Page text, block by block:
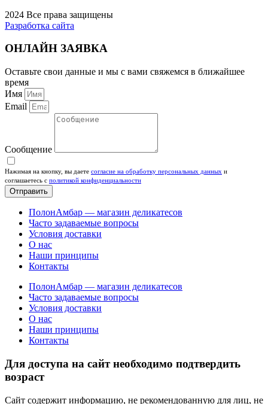
2024 Все права защищены
Разработка сайта
ОНЛАЙН ЗАЯВКА
Оставьте свои данные и мы с вами свяжемся в ближайшее
время
Имя
Email
Сообщение
Нажимая на кнопку, вы даете согласие на обработку персональных данных и
соглашаетесь c политикой конфиденциальности
Отправить
ПолонАмбар — магазин деликатесов
Часто задаваемые вопросы
Условия доставки
О нас
Наши принципы
Контакты
ПолонАмбар — магазин деликатесов
Часто задаваемые вопросы
Условия доставки
О нас
Наши принципы
Контакты
Для доступа на сайт необходимо подтвердить
возраст
Сайт содержит информацию, не рекомендованную для лиц, не